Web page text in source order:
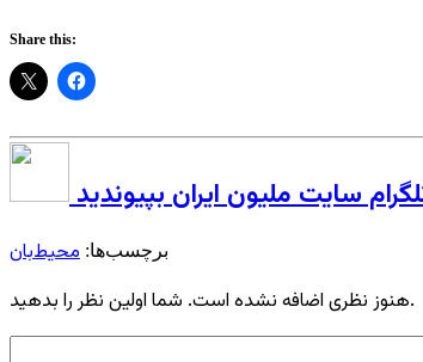
Share this:
سایت ملیون ایران بپیوندید
برچسب‌ها: محیط‌بان
هنوز نظری اضافه نشده است. شما اولین نظر را بدهید.